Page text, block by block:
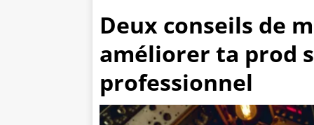
Deux conseils de
améliorer ta prod
professionnel